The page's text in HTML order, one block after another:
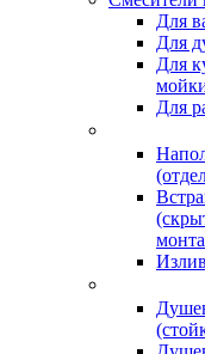
Для
Для
Для
Для